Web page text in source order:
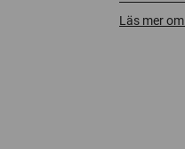
Läs mer